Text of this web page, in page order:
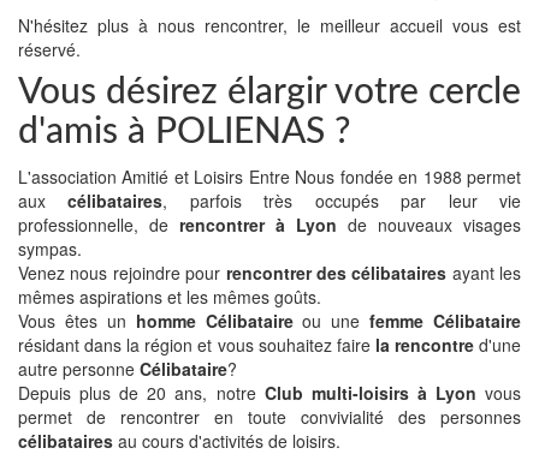
N'hésitez plus à nous rencontrer, le meilleur accueil vous est
réservé.
Vous désirez élargir votre cercle
d'amis à POLIENAS ?
L'association Amitié et Loisirs Entre Nous fondée en 1988 permet
auxcélibataires, parfois très occupés par leur vie
professionnelle, de rencontrer à Lyon de nouveaux visages
sympas.
Venez nous rejoindre pour rencontrer des célibataires ayant les
mêmes aspirations et les mêmes goûts.
Vous êtes un homme Célibataireou unefemme Célibataire
résidant dans la région et vous souhaitez faire la rencontred'une
autre personne Célibataire?
Depuis plus de 20 ans, notre Club multi-loisirs à Lyon vous
permet de rencontrer en toute convivialité des personnes
célibataires au cours d'activités de loisirs.